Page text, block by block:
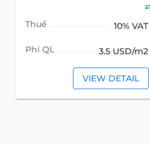
Thuế 10% VAT
Phí QL 3.5 USD/m2
VIEW DETAIL